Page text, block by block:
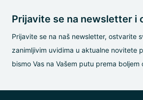
Prijavite se na newsletter i
Prijavite se na naš newsletter, ostvarite
zanimljivim uvidima u aktualne novitete
bismo Vas na Vašem putu prema